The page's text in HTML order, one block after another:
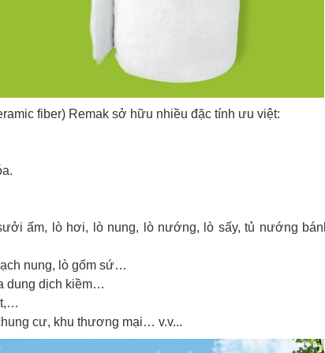
fiber) Remak sở hữu nhiều đặc tính ưu việt:
ấm, lò hơi, lò nung, lò nướng, lò sấy, tủ nướng
nung, lò gốm sứ…
dung dịch kiềm…
cư, khu thương mại… v.v...